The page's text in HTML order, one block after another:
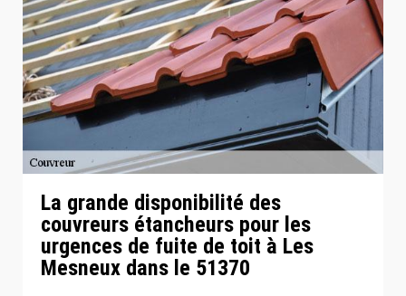
La grande disponibilité des
couvreurs étancheurs pour les
urgences de fuite de toit à Les
Mesneux dans le 51370